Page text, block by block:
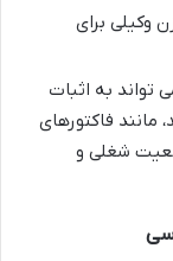
وکیلی برای
تواند به اثبات
مانند فاکتورهای
شغلی و